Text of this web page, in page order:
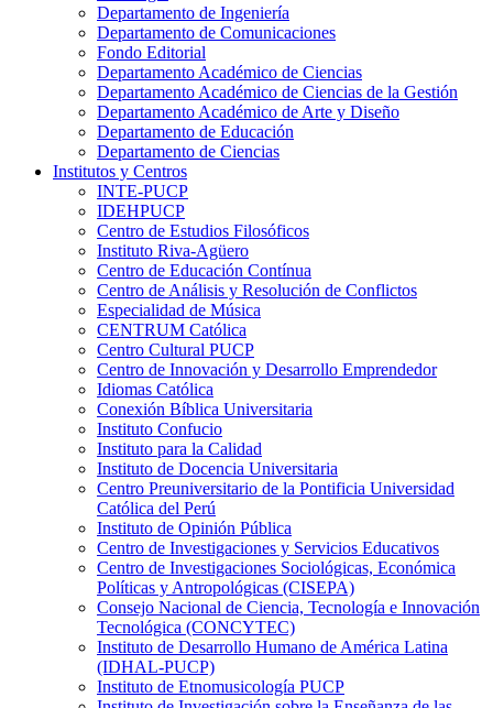
Departamento de Ingeniería
Departamento de Comunicaciones
Fondo Editorial
Departamento Académico de Ciencias
Departamento Académico de Ciencias de la Gestión
Departamento Académico de Arte y Diseño
Departamento de Educación
Departamento de Ciencias
Institutos y Centros
INTE-PUCP
IDEHPUCP
Centro de Estudios Filosóficos
Instituto Riva-Agüero
Centro de Educación Contínua
Centro de Análisis y Resolución de Conflictos
Especialidad de Música
CENTRUM Católica
Centro Cultural PUCP
Centro de Innovación y Desarrollo Emprendedor
Idiomas Católica
Conexión Bíblica Universitaria
Instituto Confucio
Instituto para la Calidad
Instituto de Docencia Universitaria
Centro Preuniversitario de la Pontificia Universidad
Católica del Perú
Instituto de Opinión Pública
Centro de Investigaciones y Servicios Educativos
Centro de Investigaciones Sociológicas, Económica
Políticas y Antropológicas (CISEPA)
Consejo Nacional de Ciencia, Tecnología e Innovación
Tecnológica (CONCYTEC)
Instituto de Desarrollo Humano de América Latina
(IDHAL-PUCP)
Instituto de Etnomusicología PUCP